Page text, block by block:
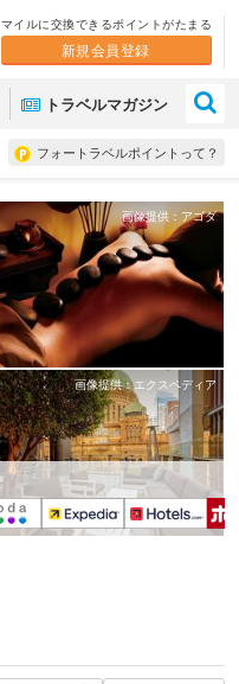
マイルに交換できるポイントがたまる
新規会員登録
トラベルマガジン
フォートラベルポイントって？
画像提供：アゴダ
画像提供：エクスペディア